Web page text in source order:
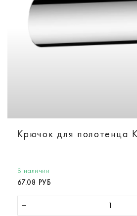
Крючок для полотенца
В наличии
67.08 РУБ